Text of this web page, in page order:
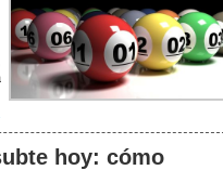
hoy: cómo